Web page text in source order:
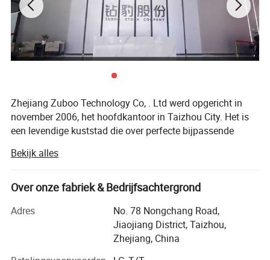
mobiliteitsoptie met een natuurlijker fietsgevoel.
Itemnaam
MIQI
Afmetingen
1420 × 630 × 1040 mm
≥ 32 km.
Zhejiang Zuboo Technology Co, . Ltd werd opgericht in
november 2006, het hoofdkantoor in Taizhou City. Het is
een levendige kuststad die over perfecte bijpassende
Nu zijn we een groep die 6 grote productievestigingen in
Taizhou, Tianjing, Wuxi, Guangxi, Sichuan en Henan in
China bezit. De jaarlijkse productiecapaciteit bedraagt 1
miljoen sets.
Ons bedrijf biedt een verscheidenheid aan producten die
aan uw veelsoortige eisen kunnen voldoen. We houden
Bekijk alles
Over onze fabriek & Bedrijfsachtergrond
Adres
No. 78 Nongchang Road,
Jiaojiang District, Taizhou,
Zhejiang, China